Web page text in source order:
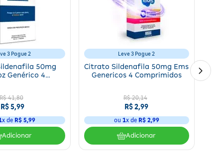
antes da relação sexual, respeitando a frequência máxima de
3 Pague 2
50mg
Genérico 4
41,80
R$5,99
x de R$ 5,99
Adicionar
Leve 3 Pague 2
Citrato Sildenafila 50mg Ems
Genericos 4 Comprimidos
R$ 20,14
R$2,99
ou 1x de R$ 2,99
Adicionar